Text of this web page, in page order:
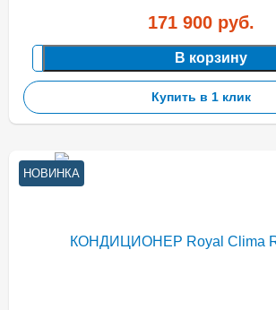
171 900руб.
В корзину
Купить в 1 клик
НОВИНКА